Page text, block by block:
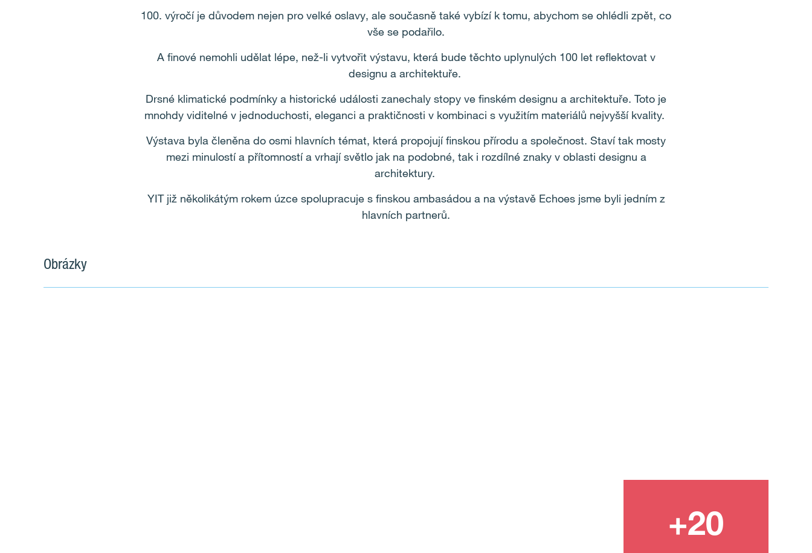
100. výročí je důvodem nejen pro velké oslavy, ale současně také vybízí k tomu, abychom se ohlédli zpět, co
vše se podařilo.
A finové nemohli udělat lépe, než-li vytvořit výstavu, která bude těchto uplynulých 100 let reflektovat v
designu a architektuře.
Drsné klimatické podmínky a historické události zanechaly stopy ve finském designu a architektuře. Toto je
mnohdy viditelné v jednoduchosti, eleganci a praktičnosti v kombinaci s využitím materiálů nejvyšší kvality.
Výstava byla členěna do osmi hlavních témat, která propojují finskou přírodu a společnost. Staví tak mosty
mezi minulostí a přítomností a vrhají světlo jak na podobné, tak i rozdílné znaky v oblasti designu a
architektury.
YIT již několikátým rokem úzce spolupracuje s finskou ambasádou a na výstavě Echoes jsme byli jedním z
hlavních partnerů.
Obrázky